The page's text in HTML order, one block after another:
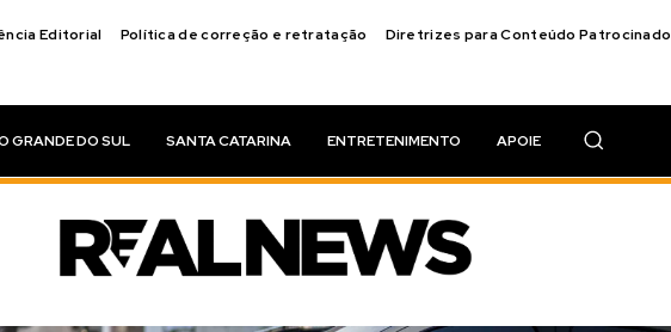
Editorial Política de correção e retratação Diretrizes para Conteúdo Patrocinado
GRANDE DO SUL SANTA CATARINA ENTRETENIMENTO APOIE